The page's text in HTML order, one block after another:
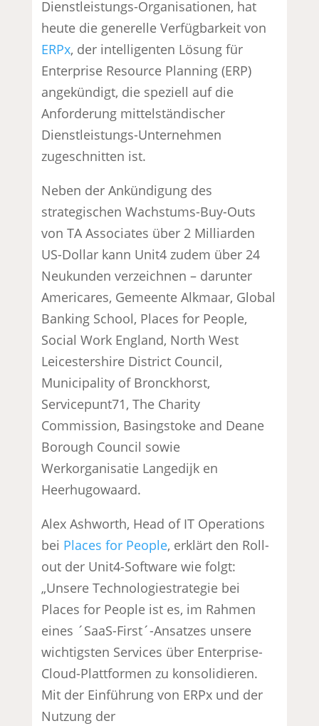
Dienstleistungs-Organisationen, hat
heute die generelle Verfügbarkeit von
ERPx, der intelligenten Lösung für
Enterprise Resource Planning (ERP)
angekündigt, die speziell auf die
Anforderung mittelständischer
Dienstleistungs-Unternehmen
zugeschnitten ist.
Neben der Ankündigung des
strategischen Wachstums-Buy-Outs
von TA Associates über 2 Milliarden
US-Dollar kann Unit4 zudem über 24
Neukunden verzeichnen – darunter
Americares, Gemeente Alkmaar, Global
Banking School, Places for People,
Social Work England, North West
Leicestershire District Council,
Municipality of Bronckhorst,
Servicepunt71, The Charity
Commission, Basingstoke and Deane
Borough Council sowie
Werkorganisatie Langedijk en
Heerhugowaard.
Alex Ashworth, Head of IT Operations
bei Places for People, erklärt den Roll-
out der Unit4-Software wie folgt:
„Unsere Technologiestrategie bei
Places for People ist es, im Rahmen
eines ´SaaS-First´-Ansatzes unsere
wichtigsten Services über Enterprise-
Cloud-Plattformen zu konsolidieren.
Mit der Einführung von ERPx und der
Nutzung der